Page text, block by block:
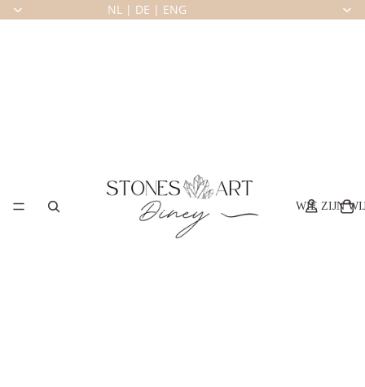
NL| DE | ENG
WIE ZIJN